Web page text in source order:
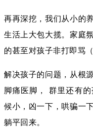
再再深挖，我们从小的
生活上大包大揽。家庭
的甚至对孩子非打即骂
解决孩子的问题，从根
脚痛医脚， 群里还有
候小，凶一下，哄骗一
躺平回来。